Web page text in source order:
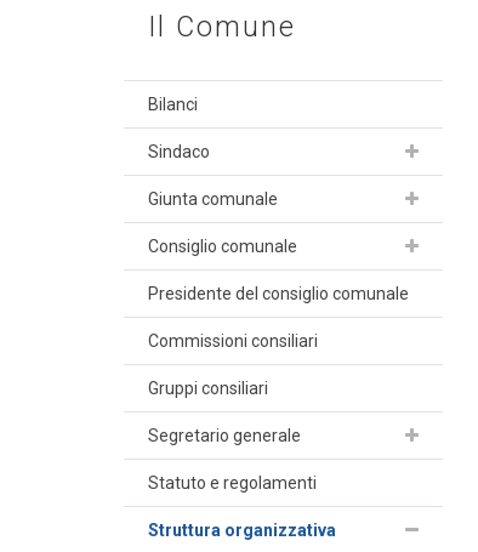
Il Comune
Bilanci
Sindaco
Giunta comunale
Consiglio comunale
Presidente del consiglio comunale
Commissioni consiliari
Gruppi consiliari
Segretario generale
Statuto e regolamenti
Struttura organizzativa